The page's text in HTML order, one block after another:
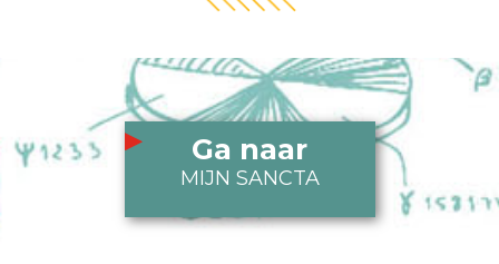
Ga naar
MIJN SANCTA